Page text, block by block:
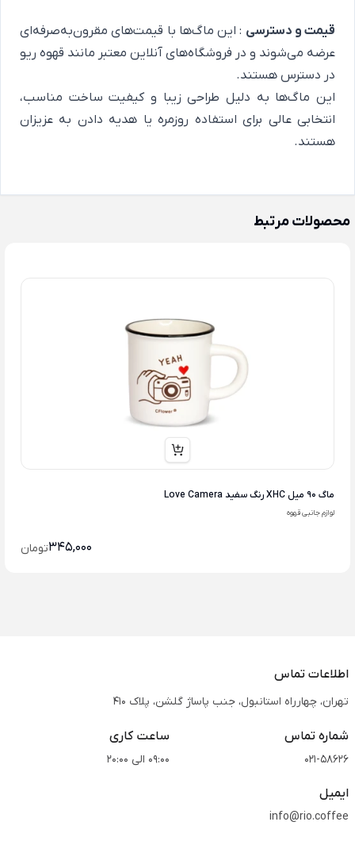
قیمت و دسترسی : این ماگ‌ها با قیمت‌های مقرون‌به‌صرفه‌ای
عرضه می‌شوند و در فروشگاه‌های آنلاین معتبر مانند قهوه ریو
در دسترس هستند.
این ماگ‌ها به دلیل طراحی زیبا و کیفیت ساخت مناسب،
انتخابی عالی برای استفاده روزمره یا هدیه دادن به عزیزان
هستند.
محصولات مرتبط
ماگ 90 میل XHC رنگ سفید Love Camera
لوازم جانبی قهوه
345,000تومان
اطلاعات تماس
تهران، چهارراه استانبول، جنب پاساژ گلشن، پلاک 410
شماره تماس
021-58626
ساعت کاری
09:00 الی 20:00
ایمیل
info@rio.coffee